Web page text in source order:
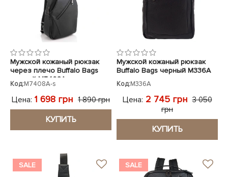
Мужской кожаный рюкзак
через плечо Buffalo Bags
черный M7408A
Код:M7408A-s
Цена: 1 698 грн 1 890 грн
КУПИТЬ
Мужской кожаный рюкзак
Buffalo Bags черный M336A
Код:M336A
Цена: 2 745 грн 3 050
грн
КУПИТЬ
SALE SALE